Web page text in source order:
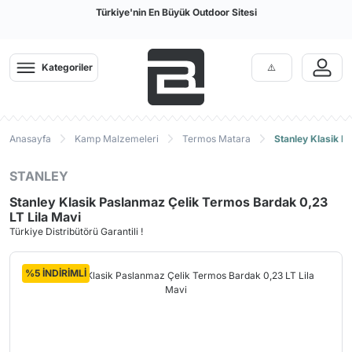
Türkiye'nin En Büyük Outdoor Sitesi
Kategoriler
Anasayfa Kamp Malzemeleri Termos Matara Stanley Klasik
STANLEY
Stanley Klasik Paslanmaz Çelik Termos Bardak 0,23
LT Lila Mavi
Türkiye Distribütörü Garantili !
%5 İNDİRİMLİ